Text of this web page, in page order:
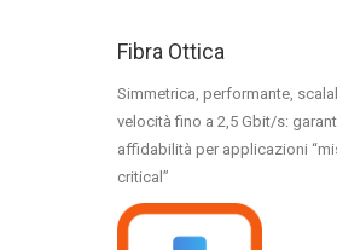
Fibra Ottica
Simmetrica, performante,
velocità fino a 2,5 Gbit/s:
affidabilità per applicazioni
critical”